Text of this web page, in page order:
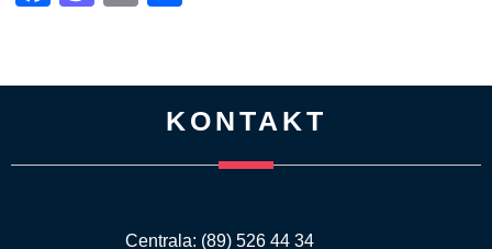
KONTAKT
Centrala: (89) 526 44 34